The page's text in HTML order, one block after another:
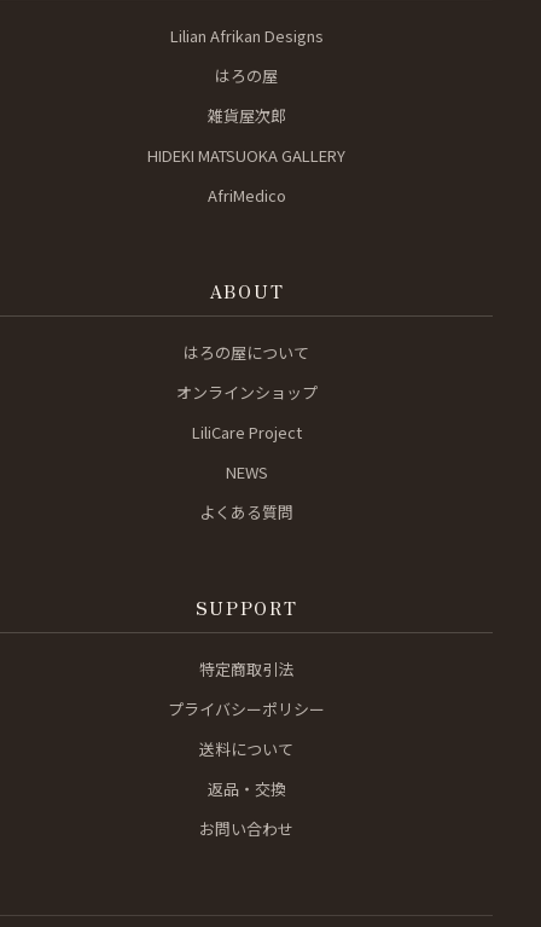
Lilian Afrikan Designs
はろの屋
雑貨屋次郎
HIDEKI MATSUOKA GALLERY
AfriMedico
ABOUT
はろの屋について
オンラインショップ
LiliCare Project
NEWS
よくある質問
SUPPORT
特定商取引法
プライバシーポリシー
送料について
返品・交換
お問い合わせ